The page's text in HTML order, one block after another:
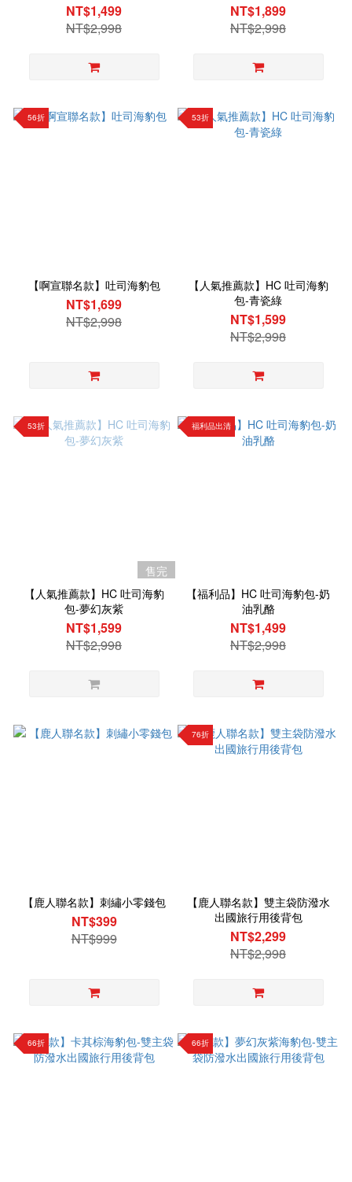
NT$1,499
NT$2,998
NT$1,899
NT$2,998
56折
【啊宣聯名款】吐司海豹包
NT$1,699
NT$2,998
53折
【人氣推薦款】HC 吐司海豹
包-青瓷綠
NT$1,599
NT$2,998
53折
售完
【人氣推薦款】HC 吐司海豹
包-夢幻灰紫
NT$1,599
NT$2,998
福利品出清
【福利品】HC 吐司海豹包-奶
油乳酪
NT$1,499
NT$2,998
【鹿人聯名款】刺繡小零錢包
NT$399
NT$999
76折
【鹿人聯名款】雙主袋防潑水
出國旅行用後背包
NT$2,299
NT$2,998
66折 66折